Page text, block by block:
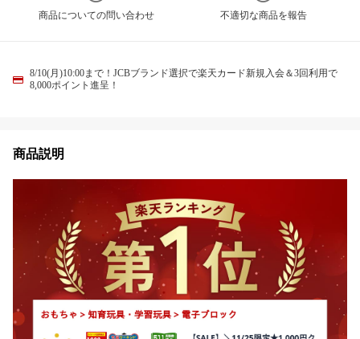
商品についての問い合わせ 不適切な商品を報告
8/10(月)10:00まで！JCBブランド選択で楽天カード新規入会＆3回利用で
8,000ポイント進呈！
商品説明